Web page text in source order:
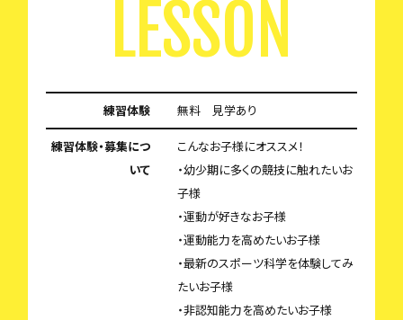
LESSON
練習体験 無料 見学あり
練習体験・募集につ
いて
こんなお子様にオススメ！
・幼少期に多くの競技に触れたいお
子様
・運動が好きなお子様
・運動能力を高めたいお子様
・最新のスポーツ科学を体験してみ
たいお子様
・非認知能力を高めたいお子様